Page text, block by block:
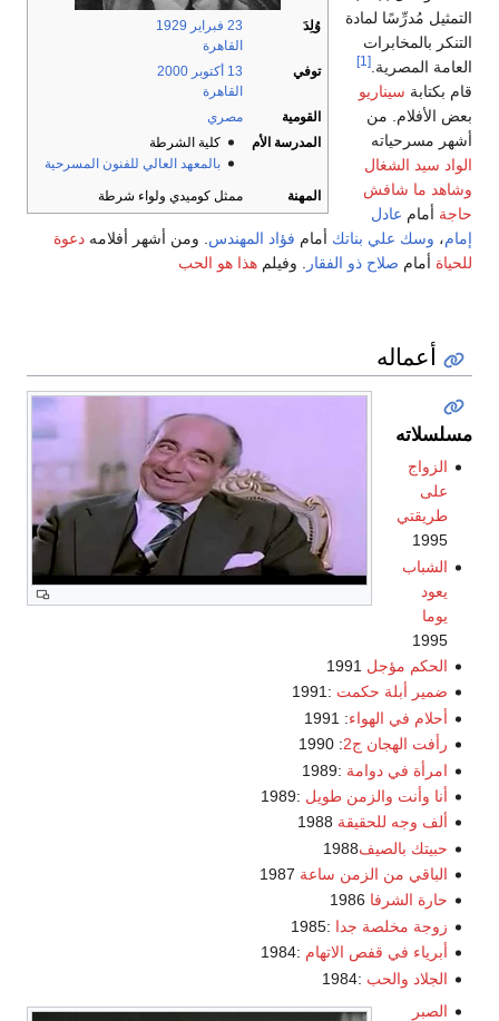
وُلِدَ
1929
القاهرة
2000
القاهرة
القومية
مصري
المدرسة الأم
كلية الشرطة
بالمعهد العالي للفنون المسرحية
ممثل كوميدي ولواء شرطة
مُدرِّسًا لمادة
بالمخابرات
المصرية.
بكتابةسيناريو
الأفلام. من
مسرحياته
سيد الشغال
ما شافش
أمامعادل
،وسك علي بناتك أمامفؤاد المهندس. ومن أشهر أفلامهدعوة
أمامصلاح ذو الفقار. وفيلمهذا هو الحب
أعماله
الزواج
طريقتي
1995
الشباب
1995
الحكم مؤجل1991
ضمير أبلة حكمت:1991
أحلام في الهواء: 1991
رأفت الهجان ج2 : 1990
امرأة في دوامة:1989
أنا وأنت والزمن طويل:1989
ألف وجه للحقيقة1988
حبيتك بالصيف1988
الباقي من الزمن ساعة1987
حارة الشرفا1986
زوجة مخلصة جدا:1985
أبرياء في قفص الاتهام:1984
الجلاد والحب:1984
الصبر